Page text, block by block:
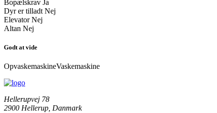
Bopælskrav Ja
Dyr er tilladt Nej
Elevator Nej
Altan Nej
Godt at vide
OpvaskemaskineVaskemaskine
Hellerupvej 78
2900 Hellerup, Danmark